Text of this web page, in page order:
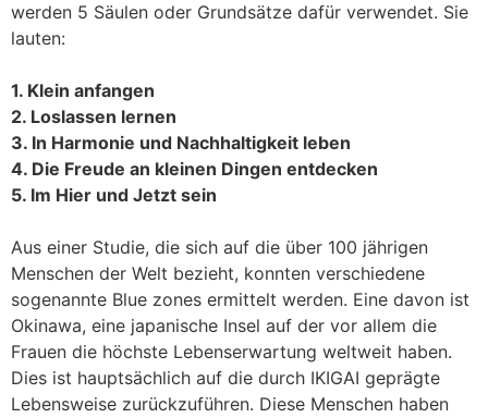
werden 5 Säulen oder Grundsätze dafür verwendet. Sie
lauten:
1. Klein anfangen
2. Loslassen lernen
3. In Harmonie und Nachhaltigkeit leben
4. Die Freude an kleinen Dingen entdecken
5. Im Hier und Jetzt sein
Aus einer Studie, die sich auf die über 100 jährigen
Menschen der Welt bezieht, konnten verschiedene
sogenannte Blue zones ermittelt werden. Eine davon ist
Okinawa, eine japanische Insel auf der vor allem die
Frauen die höchste Lebenserwartung weltweit haben.
Dies ist hauptsächlich auf die durch IKIGAI geprägte
Lebensweise zurückzuführen. Diese Menschen haben